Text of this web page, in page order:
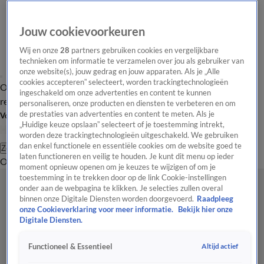
Overzicht Laatste nieuws Regionieuws Het beste van Hart
Tip de
redactie
Volg Hart van Nederland
Zoeken
OverzichtRegioUitzendingenWeerTip de redactiePanelVideo's
Jouw cookievoorkeuren
Wij en onze28 partners gebruiken cookies en vergelijkbare
technieken om informatie te verzamelen over jou als gebruiker van
onze website(s), jouw gedrag en jouw apparaten. Als je „Alle
cookies accepteren” selecteert, worden trackingtechnologieën
ingeschakeld om onze advertenties en content te kunnen
personaliseren, onze producten en diensten te verbeteren en om
de prestaties van advertenties en content te meten. Als je
„Huidige keuze opslaan” selecteert of je toestemming intrekt,
worden deze trackingtechnologieën uitgeschakeld. We gebruiken
dan enkel functionele en essentiële cookies om de website goed te
laten functioneren en veilig te houden. Je kunt dit menu op ieder
moment opnieuw openen om je keuzes te wijzigen of om je
toestemming in te trekken door op de link Cookie-instellingen
onder aan de webpagina te klikken. Je selecties zullen overal
binnen onze Digitale Diensten worden doorgevoerd. Raadpleeg
onze Cookieverklaring voor meer informatie.
Bekijk hier onze
Digitale Diensten.
Functioneel & Essentieel Altijd actief